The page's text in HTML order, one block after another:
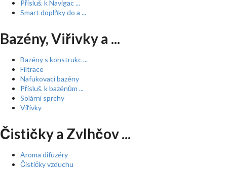
Přísluš. k Navigac ...
Smart doplňky do a ...
Bazény, Viřivky a ...
Bazény s konstrukc ...
Filtrace
Nafukovací bazény
Přísluš. k bazénům ...
Solární sprchy
Vířivky
Čističky a Zvlhčov ...
Aroma difuzéry
Čističky vzduchu